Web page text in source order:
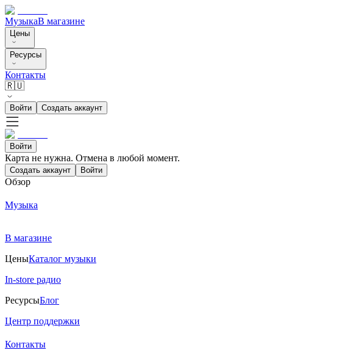
МузыкаВ магазине
Цены
Ресурсы
Контакты
🇷🇺
Войти Создать аккаунт
Войти
Карта не нужна. Отмена в любой момент.
Создать аккаунт Войти
Обзор
Музыка
В магазине
ЦеныКаталог музыки
In-store радио
РесурсыБлог
Центр поддержки
Контакты